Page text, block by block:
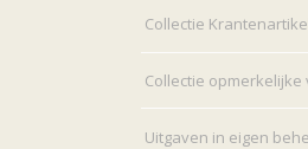
Collectie
Collectie
Uitgaven in eigen